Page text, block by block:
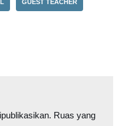
GUEST TEACHER
Ruas yang